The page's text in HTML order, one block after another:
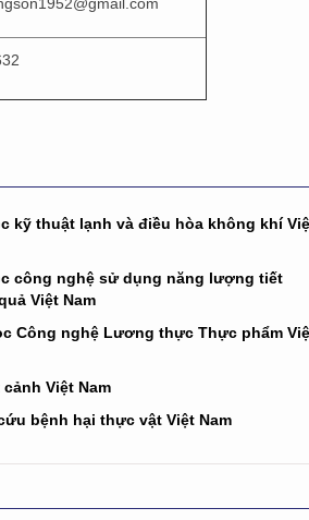
kỹ thuật lạnh và điều hòa không khí
công nghệ sử dụng năng lượng tiết
Việt Nam
Công nghệ Lương thực Thực phẩm
Việt Nam
bệnh hại thực vật Việt Nam